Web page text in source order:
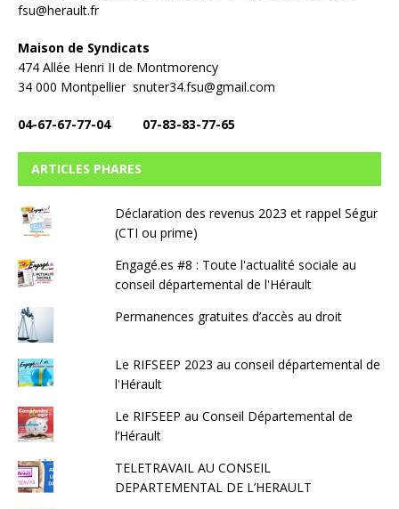
fsu@herault.fr
Maison de Syndicats
474 Allée Henri II de Montmorency
34 000 Montpellier snuter34.fsu@gmail.com
04-67-67-77-04 07-83-83-77-65
ARTICLES PHARES
Déclaration des revenus 2023 et rappel Ségur
(CTI ou prime)
Engagé.es #8 : Toute l'actualité sociale au
conseil départemental de l'Hérault
Permanences gratuites d’accès au droit
Le RIFSEEP 2023 au conseil départemental de
l'Hérault
Le RIFSEEP au Conseil Départemental de
l’Hérault
TELETRAVAIL AU CONSEIL
DEPARTEMENTAL DE L’HERAULT